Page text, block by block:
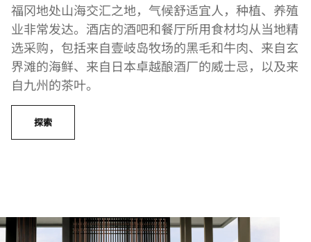
福冈地处山海交汇之地，气候舒适宜人，种植、养殖
业非常发达。酒店的酒吧和餐厅所用食材均从当地精
选采购，包括来自壹岐岛牧场的黑毛和牛肉、来自玄
界滩的海鲜、来自日本卓越酿酒厂的威士忌，以及来
自九州的茶叶。
探索